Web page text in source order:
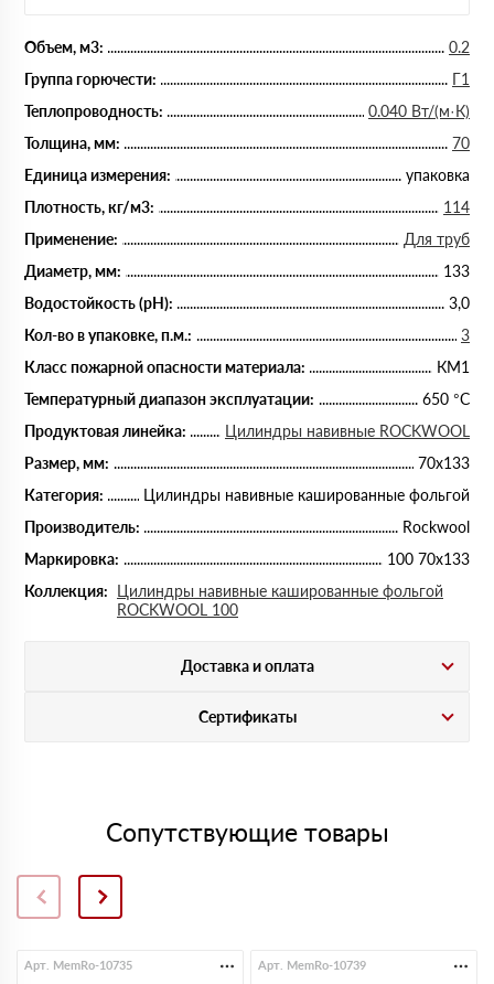
Объем, м3:
0.2
Группа горючести:
Г1
Теплопроводность:
0.040 Вт/(м·К)
Толщина, мм:
70
Единица измерения:
упаковка
Плотность, кг/м3:
114
Применение:
Для труб
Диаметр, мм:
133
Водостойкость (рН):
3,0
Кол-во в упаковке, п.м.:
3
Класс пожарной опасности материала:
КМ1
Температурный диапазон эксплуатации:
650 °С
Продуктовая линейка:
Цилиндры навивные ROCKWOOL
Размер, мм:
70х133
Категория:
Цилиндры навивные кашированные фольгой
Производитель:
Rockwool
Маркировка:
100 70х133
Коллекция: Цилиндры навивные кашированные фольгой
ROCKWOOL 100
Доставка и оплата
Сертификаты
Сопутствующие товары
Арт. MemRo-10735 Арт. MemRo-10739